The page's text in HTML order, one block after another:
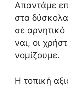
Απαντάμε
στα
σε αρνητικό
ναι, οι
νομίζουμε.
Η τοπική